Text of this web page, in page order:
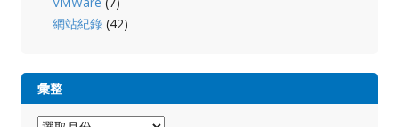
網站紀錄 (42)
彙整